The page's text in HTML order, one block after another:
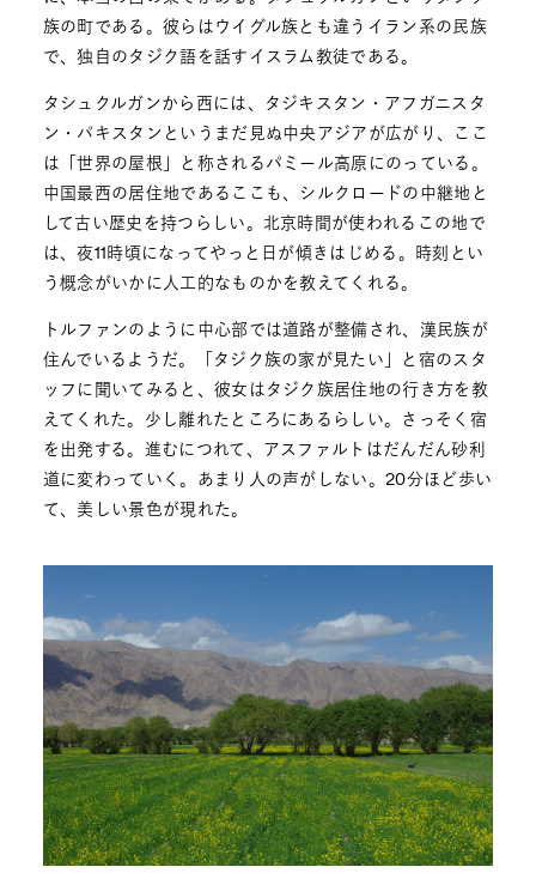
族の町である。彼らはウイグル族とも違うイラン系の民族
で、独自のタジク語を話すイスラム教徒である。
タシュクルガンから西には、タジキスタン・アフガニスタ
ン・パキスタンというまだ見ぬ中央アジアが広がり、ここ
は「世界の屋根」と称されるパミール高原にのっている。
中国最西の居住地であるここも、シルクロードの中継地と
して古い歴史を持つらしい。北京時間が使われるこの地で
は、夜11時頃になってやっと日が傾きはじめる。時刻とい
う概念がいかに人工的なものかを教えてくれる。
トルファンのように中心部では道路が整備され、漢民族が
住んでいるようだ。「タジク族の家が見たい」と宿のスタ
ッフに聞いてみると、彼女はタジク族居住地の行き方を教
えてくれた。少し離れたところにあるらしい。さっそく宿
を出発する。進むにつれて、アスファルトはだんだん砂利
道に変わっていく。あまり人の声がしない。20分ほど歩い
て、美しい景色が現れた。